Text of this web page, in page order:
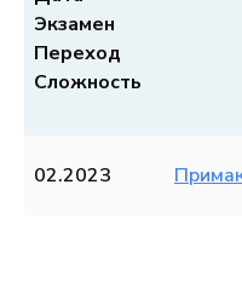
Экзамен
Переход
Сложность
02.2023